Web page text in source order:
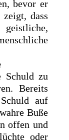
bevor er
dass
Schuld zu
Bereits
auf
Buße
offen und
oder